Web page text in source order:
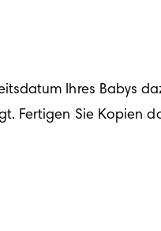
Ihres Babys
Fertigen Sie Kopien